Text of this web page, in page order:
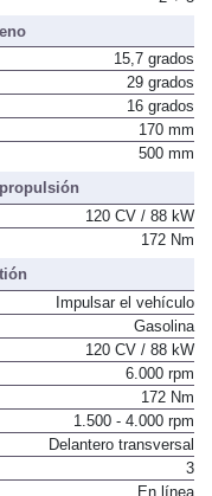
15,7 grados
29 grados
16 grados
170 mm
500 mm
120 CV / 88 kW
172 Nm
Impulsar el vehículo
Gasolina
120 CV / 88 kW
6.000 rpm
172 Nm
1.500 - 4.000 rpm
Delantero transversal
3
En línea